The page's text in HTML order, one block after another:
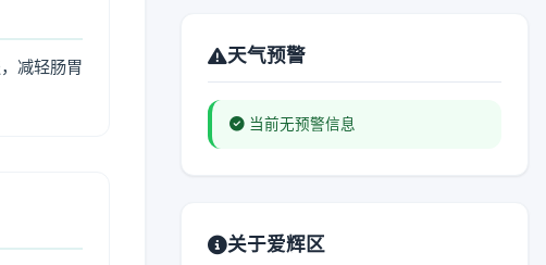
减轻肠胃
天气预警
当前无预警信息
关于爱辉区